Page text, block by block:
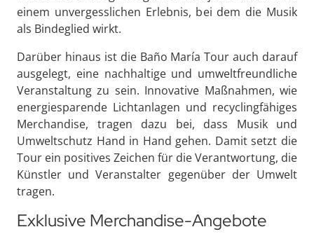
einem unvergesslichen Erlebnis, bei dem die Musik
als Bindeglied wirkt.
Darüber hinaus ist die Baño María Tour auch darauf
ausgelegt, eine nachhaltige und umweltfreundliche
Veranstaltung zu sein. Innovative Maßnahmen, wie
energiesparende Lichtanlagen und recyclingfähiges
Merchandise, tragen dazu bei, dass Musik und
Umweltschutz Hand in Hand gehen. Damit setzt die
Tour ein positives Zeichen für die Verantwortung, die
Künstler und Veranstalter gegenüber der Umwelt
tragen.
Exklusive Merchandise-Angebote